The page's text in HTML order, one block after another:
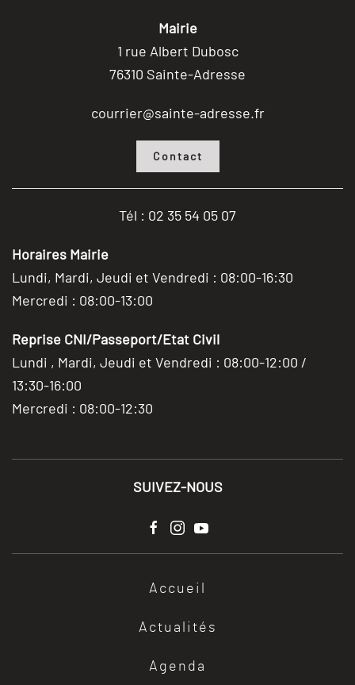
Mairie
1 rue Albert Dubosc
76310 Sainte-Adresse
courrier@sainte-adresse.fr
Contact
Tél : 02 35 54 05 07
Horaires Mairie
Lundi, Mardi, Jeudi et Vendredi : 08:00-16:30
Mercredi : 08:00-13:00
Reprise CNI/Passeport/Etat Civil
Lundi , Mardi, Jeudi et Vendredi : 08:00-12:00 /
13:30-16:00
Mercredi : 08:00-12:30
SUIVEZ-NOUS
Accueil
Actualités
Agenda